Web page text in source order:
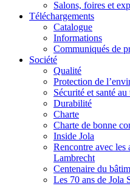
Salons, foires et
Téléchargements
Catalogue
Informations
Communiqués de
Société
Qualité
Protection de
Sécurité et santé
Durabilité
Charte
Charte de bonne
Inside Jola
Rencontre avec les
Lambrecht
Centenaire du
Les 70 ans de Jola